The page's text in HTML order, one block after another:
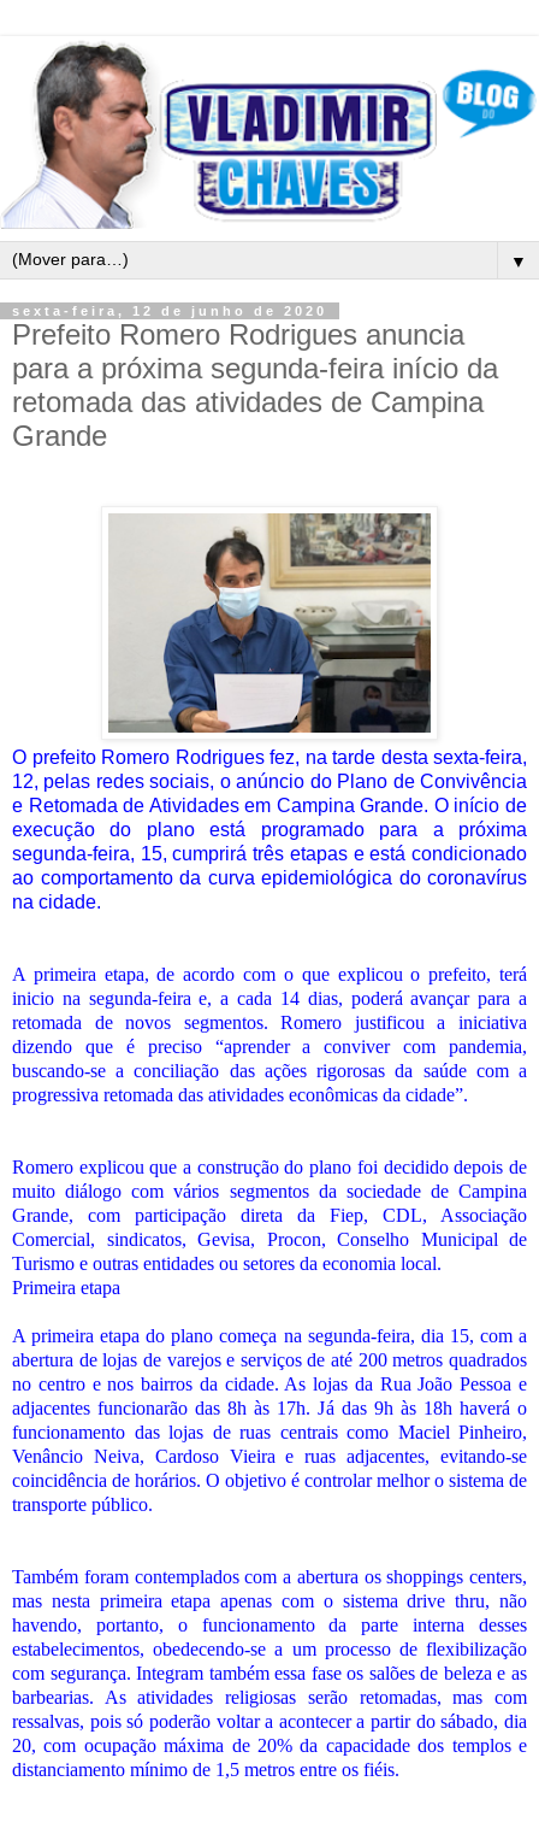
▼
sexta-feira, 12 de junho de 2020
Prefeito Romero Rodrigues anuncia
para a próxima segunda-feira início da
retomada das atividades de Campina
Grande
O prefeito Romero Rodrigues fez, na tarde desta sexta-feira,
12, pelas redes sociais, o anúncio do Plano de Convivência
e Retomada de Atividades em Campina Grande. O início de
execução do plano está programado para a próxima
segunda-feira, 15, cumprirá três etapas e está condicionado
ao comportamento da curva epidemiológica do coronavírus
na cidade.
A primeira etapa, de acordo com o que explicou o prefeito, terá
inicio na segunda-feira e, a cada 14 dias, poderá avançar para a
retomada de novos segmentos. Romero justificou a iniciativa
dizendo que é preciso “aprender a conviver com pandemia,
buscando-se a conciliação das ações rigorosas da saúde com a
progressiva retomada das atividades econômicas da cidade”.
Romero explicou que a construção do plano foi decidido depois de
muito diálogo com vários segmentos da sociedade de Campina
Grande, com participação direta da Fiep, CDL, Associação
Comercial, sindicatos, Gevisa, Procon, Conselho Municipal de
Turismo e outras entidades ou setores da economia local.
Primeira etapa
A primeira etapa do plano começa na segunda-feira, dia 15, com a
abertura de lojas de varejos e serviços de até 200 metros quadrados
no centro e nos bairros da cidade. As lojas da Rua João Pessoa e
adjacentes funcionarão das 8h às 17h. Já das 9h às 18h haverá o
funcionamento das lojas de ruas centrais como Maciel Pinheiro,
Venâncio Neiva, Cardoso Vieira e ruas adjacentes, evitando-se
coincidência de horários. O objetivo é controlar melhor o sistema de
transporte público.
Também foram contemplados com a abertura os shoppings centers,
mas nesta primeira etapa apenas com o sistema drive thru, não
havendo, portanto, o funcionamento da parte interna desses
estabelecimentos, obedecendo-se a um processo de flexibilização
com segurança. Integram também essa fase os salões de beleza e as
barbearias. As atividades religiosas serão retomadas, mas com
ressalvas, pois só poderão voltar a acontecer a partir do sábado, dia
20, com ocupação máxima de 20% da capacidade dos templos e
distanciamento mínimo de 1,5 metros entre os fiéis.